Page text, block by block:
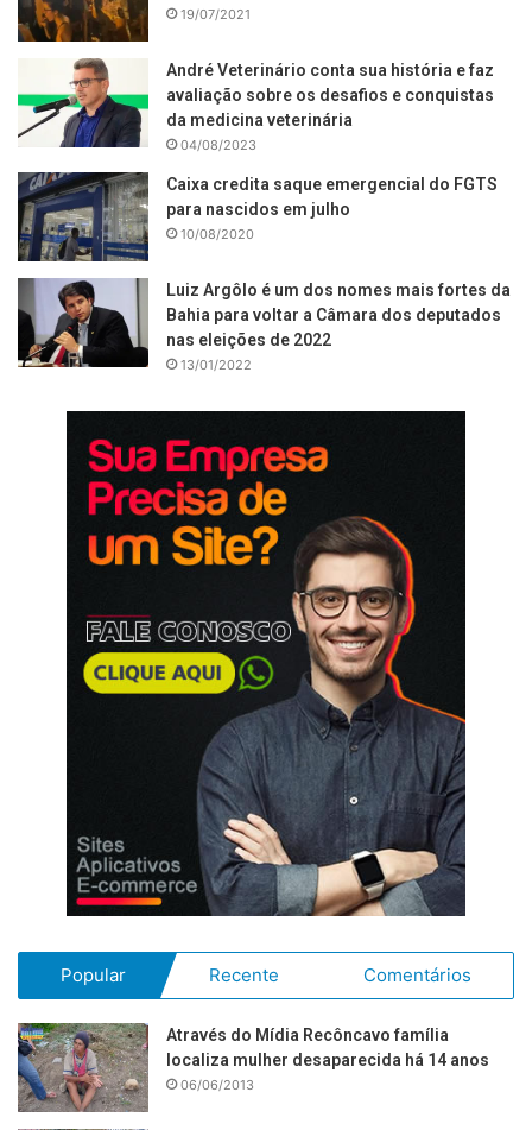
19/07/2021
André Veterinário conta sua história e faz
avaliação sobre os desafios e conquistas
da medicina veterinária
04/08/2023
Caixa credita saque emergencial do FGTS
para nascidos em julho
10/08/2020
Luiz Argôlo é um dos nomes mais fortes da
Bahia para voltar a Câmara dos deputados
nas eleições de 2022
13/01/2022
Popular Recente Comentários
Através do Mídia Recôncavo família
localiza mulher desaparecida há 14 anos
06/06/2013